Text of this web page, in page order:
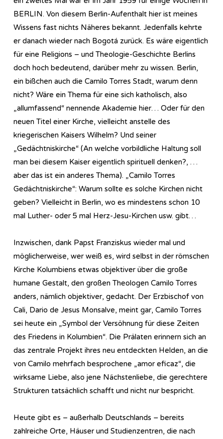
BERLIN. Von diesem Berlin-Aufenthalt hier ist meines
Wissens fast nichts Näheres bekannt. Jedenfalls kehrte
er danach wieder nach Bogotá zurück. Es wäre eigentlich
für eine Religions – und Theologie-Geschichte Berlins
doch hoch bedeutend, darüber mehr zu wissen. Berlin,
ein bißchen auch die Camilo Torres Stadt, warum denn
nicht? Wäre ein Thema für eine sich katholisch, also
„allumfassend“ nennende Akademie hier… Oder für den
neuen Titel einer Kirche, vielleicht anstelle des
kriegerischen Kaisers Wilhelm? Und seiner
„Gedächtniskirche“ (An welche vorbildliche Haltung soll
man bei diesem Kaiser eigentlich spirituell denken?, …
aber das ist ein anderes Thema). „Camilo Torres
Gedächtniskirche“: Warum sollte es solche Kirchen nicht
geben? Vielleicht in Berlin, wo es mindestens schon 10
mal Luther- oder 5 mal Herz-Jesu-Kirchen usw. gibt…
Inzwischen, dank Papst Franziskus wieder mal und
möglicherweise, wer weiß es, wird selbst in der römschen
Kirche Kolumbiens etwas objektiver über die große
humane Gestalt, den großen Theologen Camilo Torres
anders, nämlich objektiver, gedacht. Der Erzbischof von
Cali, Dario de Jesus Monsalve, meint gar, Camilo Torres
sei heute ein „Symbol der Versöhnung für diese Zeiten
des Friedens in Kolumbien“. Die Prälaten erinnern sich an
das zentrale Projekt ihres neu entdeckten Helden, an die
von Camilo mehrfach besprochene „amor eficaz“, die
wirksame Liebe, also jene Nächstenliebe, die gerechtere
Strukturen tatsächlich schafft und nicht nur bespricht.
Heute gibt es – außerhalb Deutschlands – bereits
zahlreiche Orte, Häuser und Studienzentren, die nach